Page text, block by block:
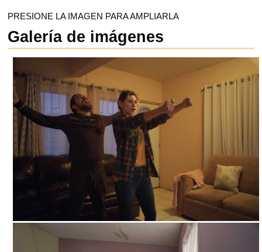
PRESIONE LA IMAGEN PARA AMPLIARLA
Galería de imágenes
"EL MIRADOR". CORTESÍA DIRECTOR.